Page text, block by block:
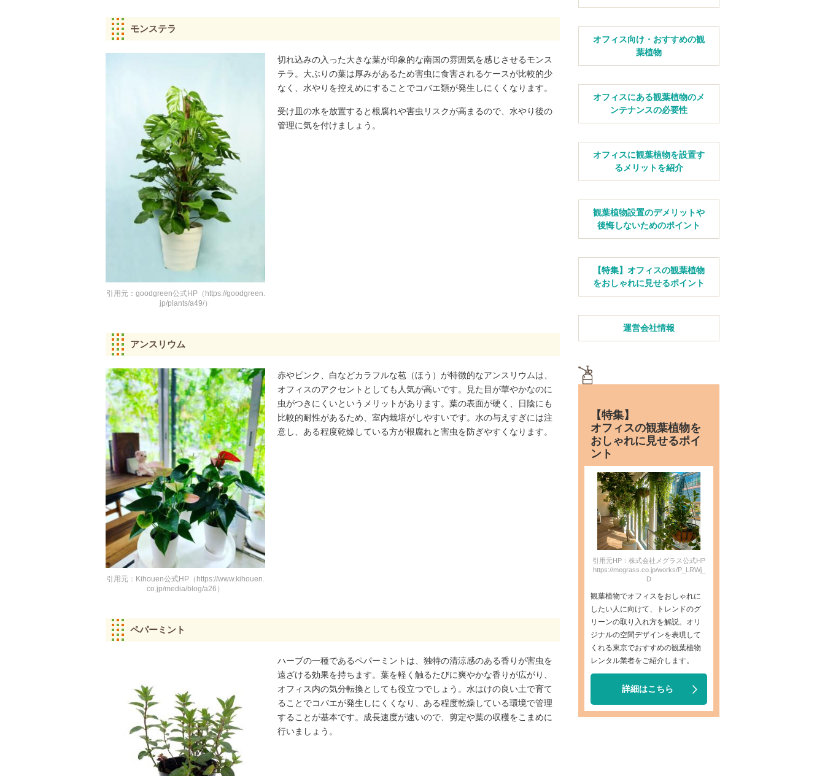
モンステラ
引用元：goodgreen公式HP（https://goodgreen.
jp/plants/a49/）
切れ込みの入った大きな葉が印象的な南国の雰囲気を感じさせるモンス
テラ。大ぶりの葉は厚みがあるため害虫に食害されるケースが比較的少
なく、水やりを控えめにすることでコバエ類が発生しにくくなります。
受け皿の水を放置すると根腐れや害虫リスクが高まるので、水やり後の
管理に気を付けましょう。
アンスリウム
引用元：Kihouen公式HP（https://www.kihouen.
co.jp/media/blog/a26）
赤やピンク、白などカラフルな苞（ほう）が特徴的なアンスリウムは、
オフィスのアクセントとしても人気が高いです。見た目が華やかなのに
虫がつきにくいというメリットがあります。葉の表面が硬く、日陰にも
比較的耐性があるため、室内栽培がしやすいです。水の与えすぎには注
意し、ある程度乾燥している方が根腐れと害虫を防ぎやすくなります。
ペパーミント
ハーブの一種であるペパーミントは、独特の清涼感のある香りが害虫を
遠ざける効果を持ちます。葉を軽く触るたびに爽やかな香りが広がり、
オフィス内の気分転換としても役立つでしょう。水はけの良い土で育て
ることでコバエが発生しにくくなり、ある程度乾燥している環境で管理
することが基本です。成長速度が速いので、剪定や葉の収穫をこまめに
行いましょう。
オフィス向け・おすすめの観
葉植物
オフィスにある観葉植物のメ
ンテナンスの必要性
オフィスに観葉植物を設置す
るメリットを紹介
観葉植物設置のデメリットや
後悔しないためのポイント
【特集】オフィスの観葉植物
をおしゃれに見せるポイント
運営会社情報
【特集】
オフィスの観葉植物を
おしゃれに見せるポイ
ント
引用元HP：株式会社メグラス公式HP
https://megrass.co.jp/works/P_LRWj_
D
観葉植物でオフィスをおしゃれに
したい人に向けて、トレンドのグ
リーンの取り入れ方を解説。オリ
ジナルの空間デザインを表現して
くれる東京でおすすめの観葉植物
レンタル業者をご紹介します。
詳細はこちら